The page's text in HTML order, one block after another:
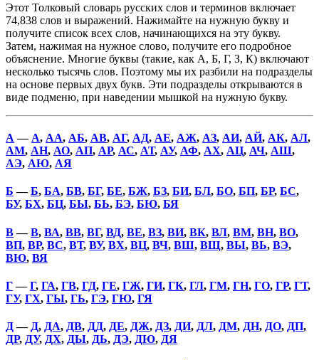
Этот Толковый словарь русских слов и терминов включает
74,838 слов и выражений. Нажимайте на нужную букву и
получите список всех слов, начинающихся на эту букву.
Затем, нажимая на нужное слово, получите его подробное
объяснение. Многие буквы (такие, как А, Б, Г, З, К) включают
несколько тысячь слов. Поэтому мы их разбили на подразделы
на основе первых двух букв. Эти подразделы открываются в
виде подменю, при наведении мышкой на нужную букву.
А — А, АА, АБ, АВ, АГ, АД, АЕ, АЖ, АЗ, АИ, АЙ, АК, АЛ,
АМ, АН, АО, АП, АР, АС, АТ, АУ, АФ, АХ, АЦ, АЧ, АШ,
АЭ, АЮ, АЯ
Б —Б, БА, БВ, БГ, БЕ, БЖ, БЗ, БИ, БЛ, БО, БП, БР, БС,
БУ, БХ, БЦ, БЫ, БЬ, БЭ, БЮ, БЯ
В—В, ВА, ВВ, ВГ, ВД, ВЕ, ВЗ, ВИ, ВК, ВЛ, ВМ, ВН, ВО,
ВП, ВР, ВС, ВТ, ВУ, ВХ, ВЦ, ВЧ, ВШ, ВЩ, ВЫ, ВЬ, ВЭ,
ВЮ, ВЯ
Г—Г, ГА, ГВ, ГД, ГЕ, ГЖ, ГИ, ГК, ГЛ, ГМ, ГН, ГО, ГР, ГТ,
ГУ, ГХ, ГЫ, ГЬ, ГЭ, ГЮ, ГЯ
Д— Д, ДА, ДВ, ДД, ДЕ, ДЖ, ДЗ, ДИ, ДЛ, ДМ, ДН, ДО, ДП,
ДР, ДУ, ДХ, ДЫ, ДЬ, ДЭ, ДЮ, ДЯ